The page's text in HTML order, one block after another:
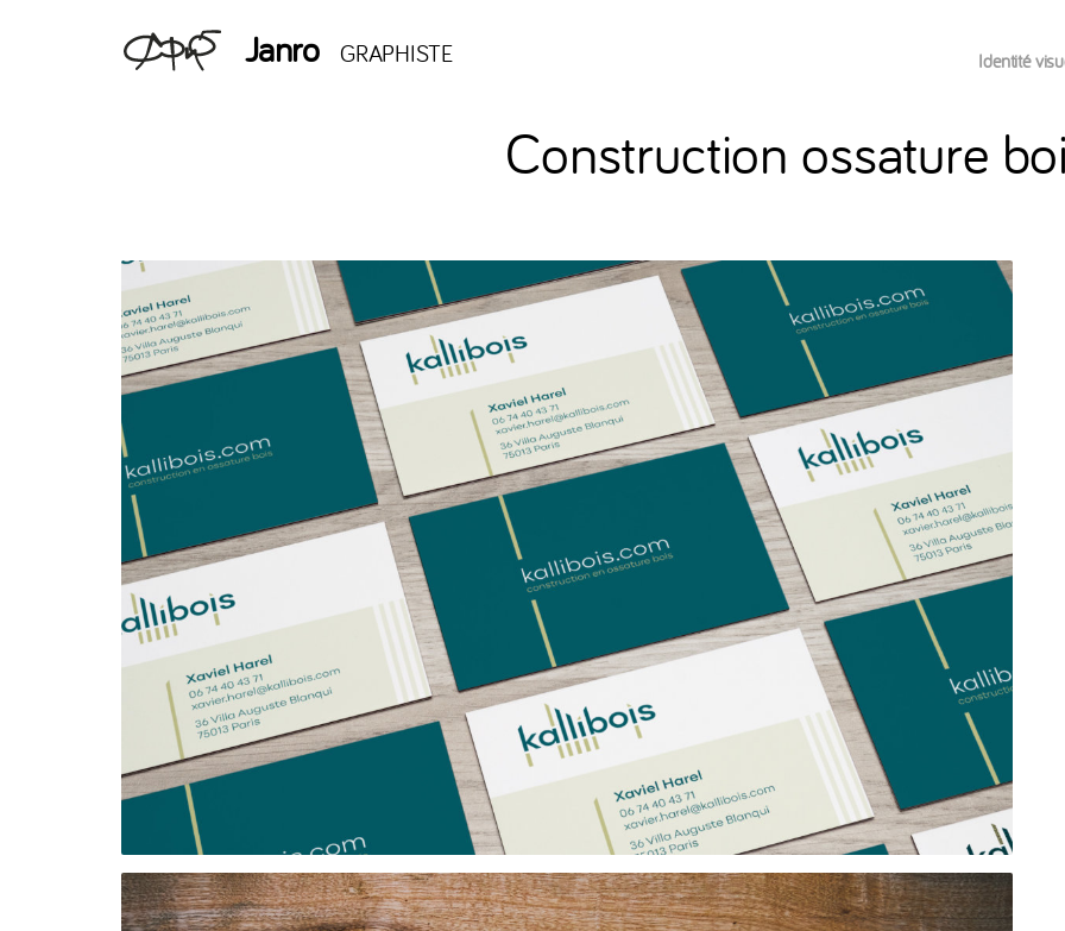
Janro GRAPHISTE Identité
Construction ossature